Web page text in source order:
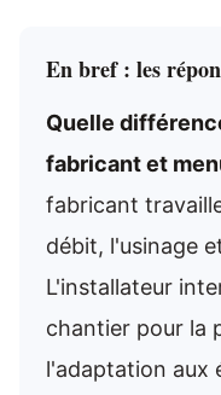
En bref : les
Quelle
fabricant et
fabricant
débit, l'usinage
L'installateur
chantier pour la
l'adaptation aux